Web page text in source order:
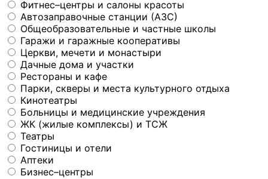
Фитнес–центры и салоны красоты
Автозаправочные станции (АЗС)
Общеобразовательные и частные школы
Гаражи и гаражные кооперативы
Церкви, мечети и монастыри
Дачные дома и участки
Рестораны и кафе
Парки, скверы и места культурного отдыха
Кинотеатры
Больницы и медицинские учреждения
ЖК (жилые комплексы) и ТСЖ
Театры
Гостиницы и отели
Аптеки
Бизнес–центры